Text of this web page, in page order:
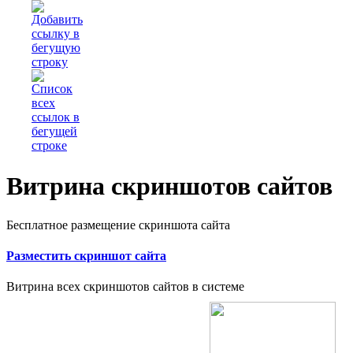
Витрина скриншотов сайтов
Бесплатное размещение скриншота сайта
Разместить скриншот сайта
Витрина всех скриншотов сайтов в системе